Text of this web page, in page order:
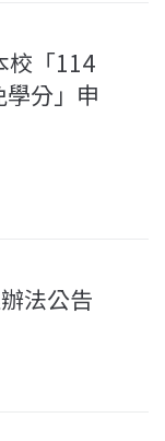
校「114
分」申
法公告